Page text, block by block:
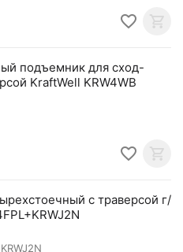
подъемник для сход-
KraftWell KRW4WB
с траверсой г/